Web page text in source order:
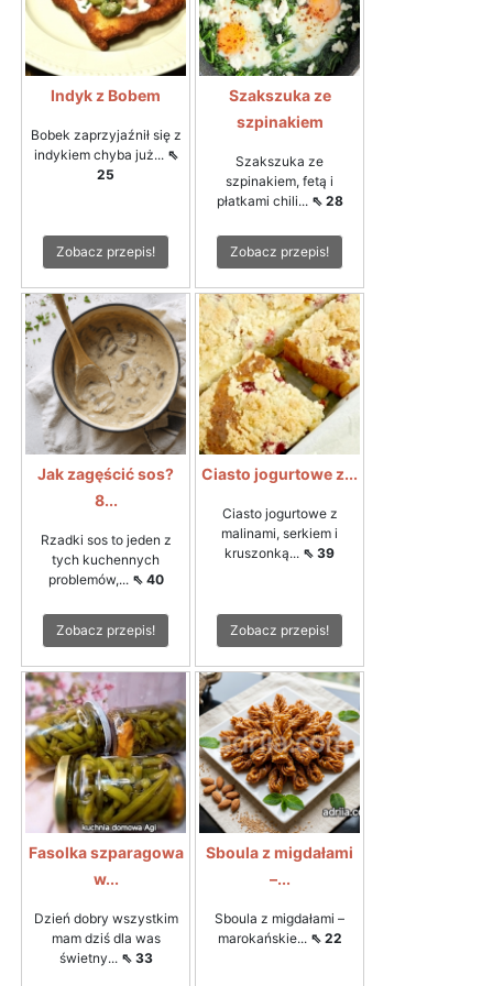
Indyk z Bobem
Bobek zaprzyjaźnił się z
indykiem chyba już... ⇖
25
Zobacz przepis!
Szakszuka ze
szpinakiem
Szakszuka ze
szpinakiem, fetą i
płatkami chili... ⇖ 28
Zobacz przepis!
Jak zagęścić sos?
8...
Rzadki sos to jeden z
tych kuchennych
problemów,... ⇖ 40
Zobacz przepis!
Ciasto jogurtowe z...
Ciasto jogurtowe z
malinami, serkiem i
kruszonką... ⇖ 39
Zobacz przepis!
Fasolka szparagowa
w...
Dzień dobry wszystkim
mam dziś dla was
świetny... ⇖ 33
Sboula z migdałami
–...
Sboula z migdałami –
marokańskie... ⇖ 22